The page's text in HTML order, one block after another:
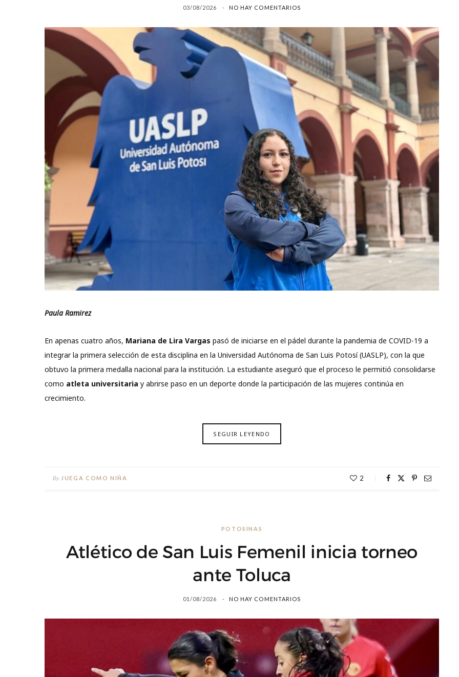
03/08/2026 NO HAY COMENTARIOS
Paula Ramirez
En apenas cuatro años, Mariana de Lira Vargas pasó de iniciarse en el pádel durante la pandemia de COVID-19 a
integrar la primera selección de esta disciplina en la Universidad Autónoma de San Luis Potosí (UASLP), con la que
obtuvo la primera medalla nacional para la institución. La estudiante aseguró que el proceso le permitió consolidarse
como atleta universitaria y abrirse paso en un deporte donde la participación de las mujeres continúa en
crecimiento.
SEGUIR LEYENDO
By JUEGA COMO NIÑA 2
POTOSINAS
Atlético de San Luis Femenil inicia torneo
ante Toluca
01/08/2026 NO HAY COMENTARIOS